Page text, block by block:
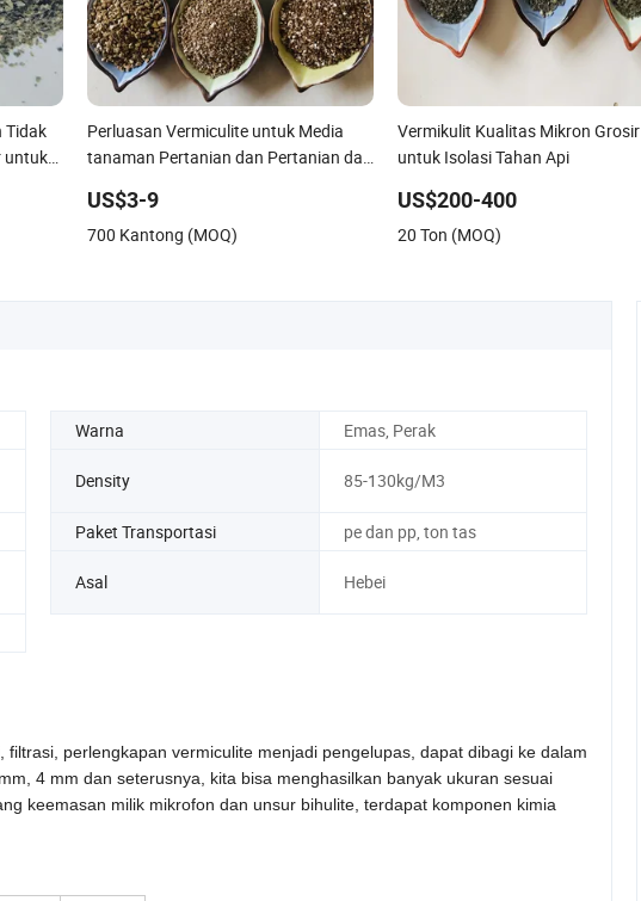
Tidak
untuk
Perluasan Vermiculite untuk Media
tanaman Pertanian dan Pertanian dan
US$3-9
700 Kantong (MOQ)
Vermikulit Kualitas Mikron Grosir
untuk Isolasi Tahan Api
US$200-400
20 Ton (MOQ)
Warna Emas, Perak
Density 85-130kg/M3
Paket Transportasi pe dan pp, ton tas
Asal Hebei
filtrasi, perlengkapan vermiculite menjadi pengelupas, dapat dibagi ke dalam
4 mm dan seterusnya, kita bisa menghasilkan banyak ukuran sesuai
keemasan milik mikrofon dan unsur bihulite, terdapat komponen kimia